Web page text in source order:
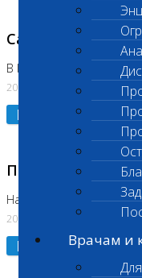
Врачам и
Санитарный день
В Коломне 20.07.2026
20.07.2026
Подробнее
Приостановлено
На Нагорной
20.07.2026
Подробнее